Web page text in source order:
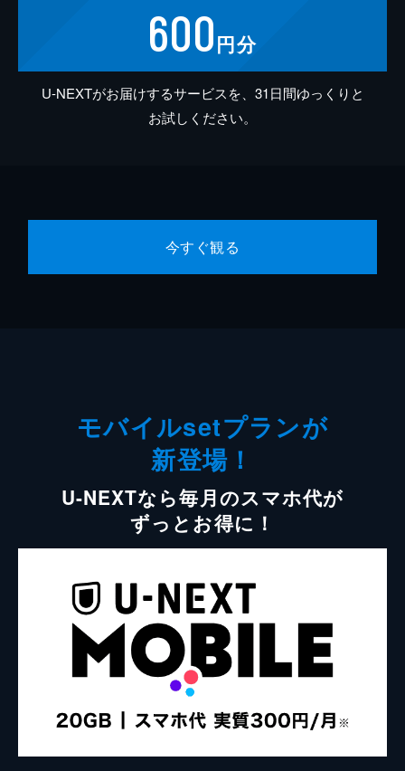
600円分
U-NEXTがお届けするサービスを、31日間ゆっくりと
お試しください。
今すぐ観る
モバイルsetプランが
新登場！
U-NEXTなら毎月のスマホ代が
ずっとお得に！